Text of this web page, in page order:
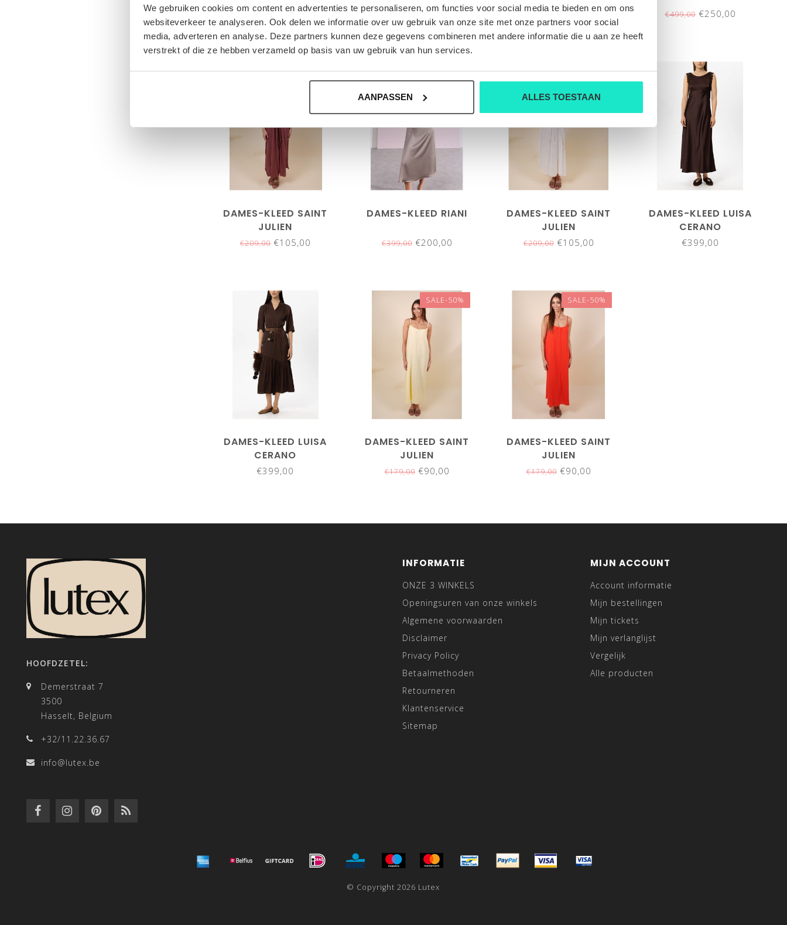
We gebruiken cookies om content en advertenties te personaliseren, om functies voor social media te bieden en om ons
websiteverkeer te analyseren. Ook delen we informatie over uw gebruik van onze site met onze partners voor social
media, adverteren en analyse. Deze partners kunnen deze gegevens combineren met andere informatie die u aan ze heeft
verstrekt of die ze hebben verzameld op basis van uw gebruik van hun services.
AANPASSEN ALLES TOESTAAN
€148,00€74,00 €499,00€250,00 €329,00€165,00 €499,00€250,00
SALE-50%
DAMES-KLEED SAINT
JULIEN
€209,00€105,00
SALE-50%
DAMES-KLEED RIANI
€399,00€200,00
SALE-50%
DAMES-KLEED SAINT
JULIEN
€209,00€105,00
DAMES-KLEED LUISA
CERANO
€399,00
DAMES-KLEED LUISA
CERANO
€399,00
SALE-50%
DAMES-KLEED SAINT
JULIEN
€179,00€90,00
SALE-50%
DAMES-KLEED SAINT
JULIEN
€179,00€90,00
HOOFDZETEL:
Demerstraat 7
3500
Hasselt, Belgium
+32/11.22.36.67
info@lutex.be
INFORMATIE
ONZE 3 WINKELS
Openingsuren van onze winkels
Algemene voorwaarden
Disclaimer
Privacy Policy
Betaalmethoden
Retourneren
Klantenservice
Sitemap
MIJN ACCOUNT
Account informatie
Mijn bestellingen
Mijn tickets
Mijn verlanglijst
Vergelijk
Alle producten
© Copyright 2026 Lutex